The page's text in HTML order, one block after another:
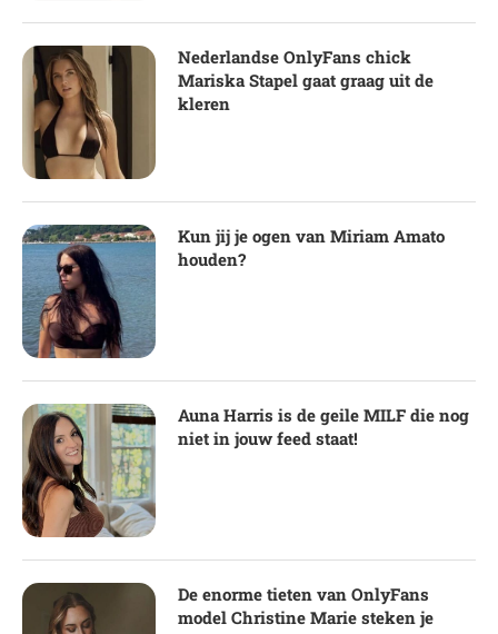
Nederlandse OnlyFans chick
Mariska Stapel gaat graag uit de
kleren
Kun jij je ogen van Miriam Amato
houden?
Auna Harris is de geile MILF die nog
niet in jouw feed staat!
De enorme tieten van OnlyFans
model Christine Marie steken je